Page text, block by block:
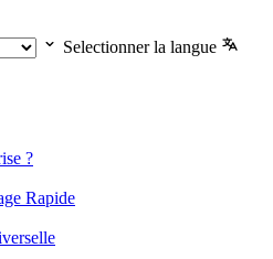
Selectionner la langue
?
Rapide